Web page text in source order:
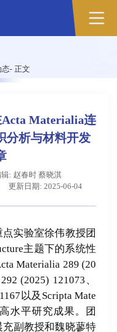
态- 正文
Materialia连
分析与材料开发
辑: 赵春时 蔡晓淇
更新日期: 2025-06-04
实验室徐伟教授团
主题下的系统性
Materialia 289 (20
(2025) 121073、
以及Scripta Mate
水平研究成果。团
副教授和魏晓蓼特